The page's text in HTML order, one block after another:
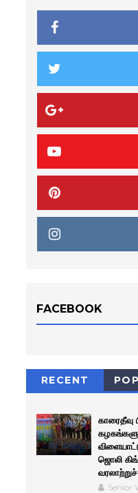
FACEBOOK
RECENT
காரைதீவு
ஜொலி
Senior